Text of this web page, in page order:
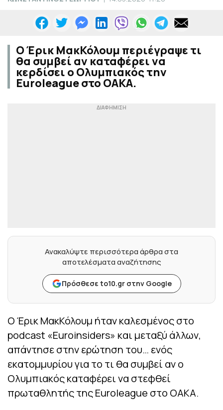
Ο Έρικ ΜακΚόλουμ περιέγραψε τι
θα συμβεί αν καταφέρει να
κερδίσει ο Ολυμπιακός την
Euroleague στο ΟΑΚΑ.
Ανακαλύψτε περισσότερα άρθρα στα
αποτελέσματα αναζήτησης
Πρόσθεσε to10.gr στην Google
Ο Έρικ ΜακΚόλουμ ήταν καλεσμένος στο
podcast «Euroinsiders» και μεταξύ άλλων,
απάντησε στην ερώτηση του… ενός
εκατομμυρίου για το τι θα συμβεί αν ο
Ολυμπιακός καταφέρει να στεφθεί
πρωταθλητής της Euroleague στο ΟΑΚΑ.